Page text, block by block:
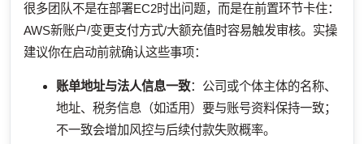
很多团队不是在部署EC2时出问题，而是在前置环节卡住：
AWS新账户/变更支付方式/大额充值时容易触发审核。实操
建议你在启动前就确认这些事项：
账单地址与法人信息一致：公司或个体主体的名称、
地址、税务信息（如适用）要与账号资料保持一致；
不一致会增加风控与后续付款失败概率。